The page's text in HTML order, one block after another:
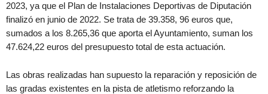
2023, ya que el Plan de Instalaciones Deportivas de Diputación
finalizó en junio de 2022. Se trata de 39.358, 96 euros que,
sumados a los 8.265,36 que aporta el Ayuntamiento, suman los
47.624,22 euros del presupuesto total de esta actuación.
Las obras realizadas han supuesto la reparación y reposición de
las gradas existentes en la pista de atletismo reforzando la